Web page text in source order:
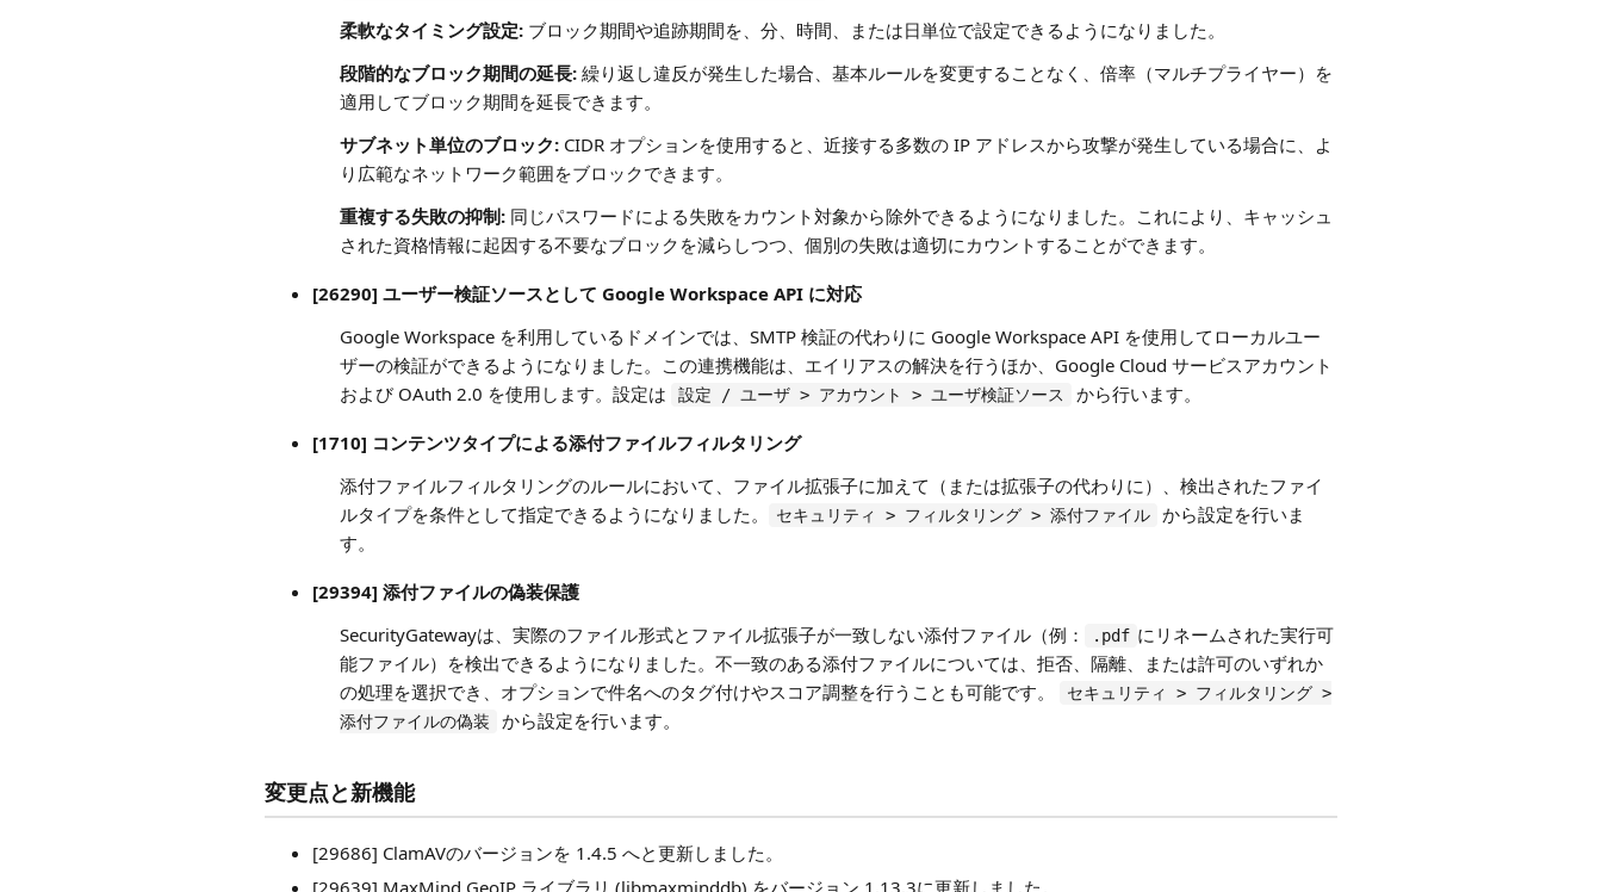
柔軟なタイミング設定:ブロック期間や追跡期間を、分、時間、または日単位で設定できるようになりました。
段階的なブロック期間の延長:繰り返し違反が発生した場合、基本ルールを変更することなく、倍率（マルチプライヤー）を
適用してブロック期間を延長できます。
サブネット単位のブロック:CIDR オプションを使用すると、近接する多数の IP アドレスから攻撃が発生している場合に、よ
り広範なネットワーク範囲をブロックできます。
重複する失敗の抑制:同じパスワードによる失敗をカウント対象から除外できるようになりました。これにより、キャッシュ
された資格情報に起因する不要なブロックを減らしつつ、個別の失敗は適切にカウントすることができます。
[26290] ユーザー検証ソースとして Google Workspace API に対応
Google Workspace を利用しているドメインでは、SMTP 検証の代わりに Google Workspace API を使用してローカルユー
ザーの検証ができるようになりました。この連携機能は、エイリアスの解決を行うほか、Google Cloud サービスアカウント
および OAuth 2.0 を使用します。設定は
設定 / ユーザ > アカウント > ユーザ検証ソース から行います。
[1710] コンテンツタイプによる添付ファイルフィルタリング
添付ファイルフィルタリングのルールにおいて、ファイル拡張子に加えて（または拡張子の代わりに）、検出されたファイ
ルタイプを条件として指定できるようになりました。
セキュリティ > フィルタリング > 添付ファイル
から設定を行いま
す。
[29394] 添付ファイルの偽装保護
SecurityGatewayは、実際のファイル形式とファイル拡張子が一致しない添付ファイル（例：
.pdf にリネームされた実行可
能ファイル）を検出できるようになりました。不一致のある添付ファイルについては、拒否、隔離、または許可のいずれか
の処理を選択でき、オプションで件名へのタグ付けやスコア調整を行うことも可能です。
セキュリティ > フィルタリング >
添付ファイルの偽装
から設定を行います。
変更点と新機能
[29686] ClamAVのバージョンを 1.4.5 へと更新しました。